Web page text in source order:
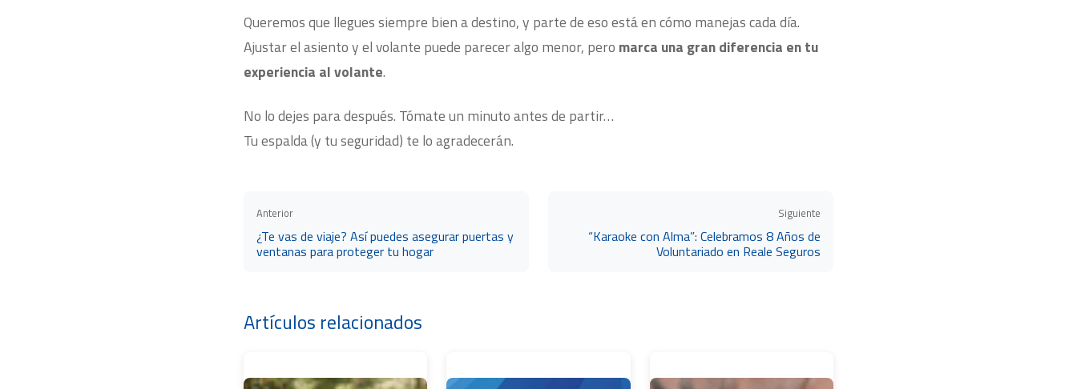
Queremos que llegues siempre bien a destino, y parte de eso está en cómo manejas cada día.
Ajustar el asiento y el volante puede parecer algo menor, pero marca una gran diferencia en tu
experiencia al volante.
No lo dejes para después. Tómate un minuto antes de partir…
Tu espalda (y tu seguridad) te lo agradecerán.
Anterior
¿Te vas de viaje? Así puedes asegurar puertas y
ventanas para proteger tu hogar
Siguiente
“Karaoke con Alma”: Celebramos 8 Años de
Voluntariado en Reale Seguros
Artículos relacionados